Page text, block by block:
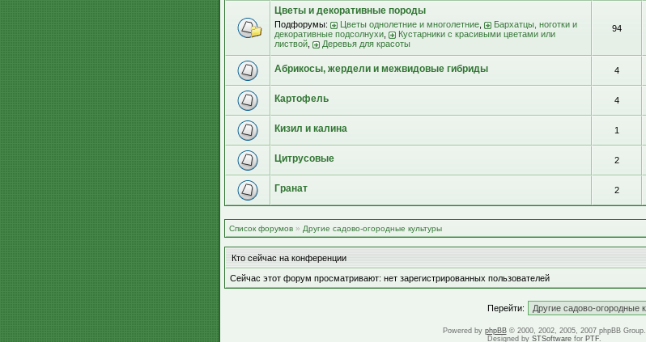
Цветы и декоративные породы
Подфорумы: Цветы однолетние и многолетние
Бархатцы, ноготки и
декоративные подсолнухи
Кустарники с красивыми цветами или
листвой
Деревья для красоты
94
Абрикосы, жердели и межвидовые гибриды 4
Картофель 4
Кизил и калина 1
Цитрусовые 2
Гранат 2
Список форумов » Другие садово-огородные культуры
Кто сейчас на конференции
Сейчас этот форум просматривают: нет зарегистрированных пользователей
Перейти:
Powered by phpBB© 2000, 2002, 2005, 2007 phpBB Group.
Designed by STSoftwarefor PTF.